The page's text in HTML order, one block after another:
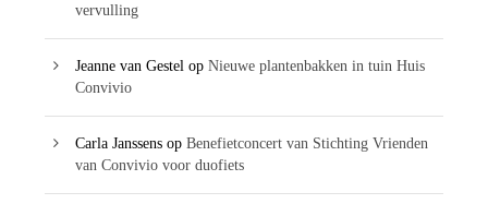
vervulling
Jeanne van Gestel op Nieuwe plantenbakken in tuin Huis
Convivio
Carla Janssens op Benefietconcert van Stichting Vrienden
van Convivio voor duofiets